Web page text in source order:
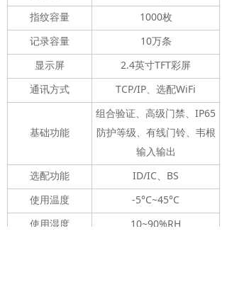
指纹容量
1000枚
记录容量
10万条
显示屏
2.4英寸TFT彩屏
通讯方式
TCP/IP、选配WiFi
基础功能
组合验证、高级门禁、IP65
防护等级、有线门铃、韦根
输入输出
选配功能
ID/IC、BS
使用温度
-5°C~45°C
使用湿度
10~90%RH